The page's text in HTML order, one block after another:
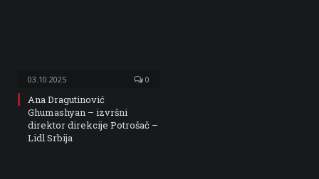
03.10.2025 0
Ana Dragutinović
Ghumashyan – izvršni
direktor direkcije Potrošač –
Lidl Srbija